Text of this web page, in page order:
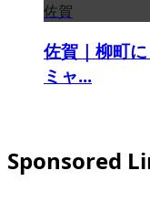
佐賀
佐賀｜柳町
ミャ...
Sponsored